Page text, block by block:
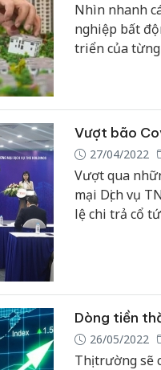
Nhìn nhanh
nghiệp bất
triển của từng
Vượt bão
27/04/2022
Vượt qua
mại Dịch vụ
lệ chi trả cổ
Dòng tiền
26/05/2022
Thị trường sẽ